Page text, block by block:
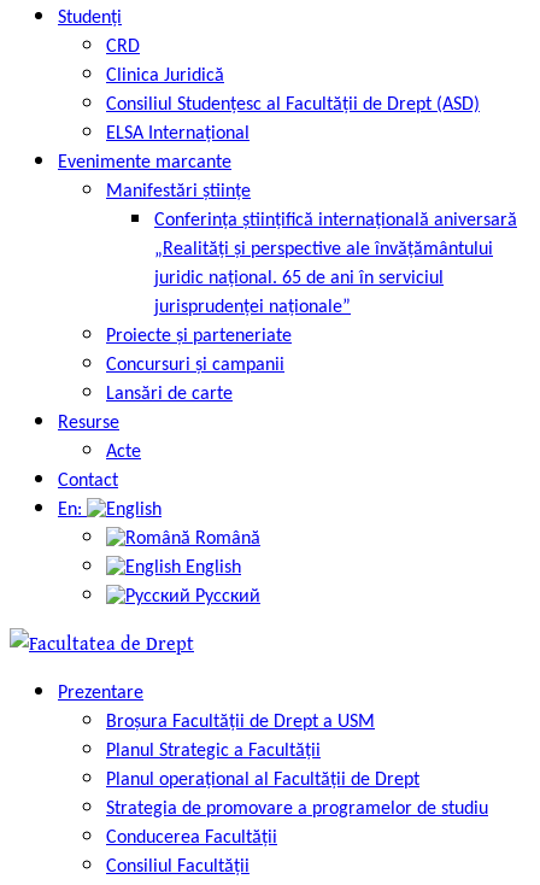
Studenți
CRD
Clinica Juridică
Consiliul Studențesc al Facultății de Drept (ASD)
ELSA Internațional
Evenimente marcante
Manifestări științe
Conferința științifică internațională aniversară
„Realități și perspective ale învățământului
juridic național. 65 de ani în serviciul
jurisprudenței naționale”
Proiecte și parteneriate
Concursuri și campanii
Lansări de carte
Resurse
Acte
Contact
En:
Română
English
Русский
Prezentare
Broșura Facultății de Drept a USM
Planul Strategic a Facultății
Planul operațional al Facultății de Drept
Strategia de promovare a programelor de studiu
Conducerea Facultății
Consiliul Facultății